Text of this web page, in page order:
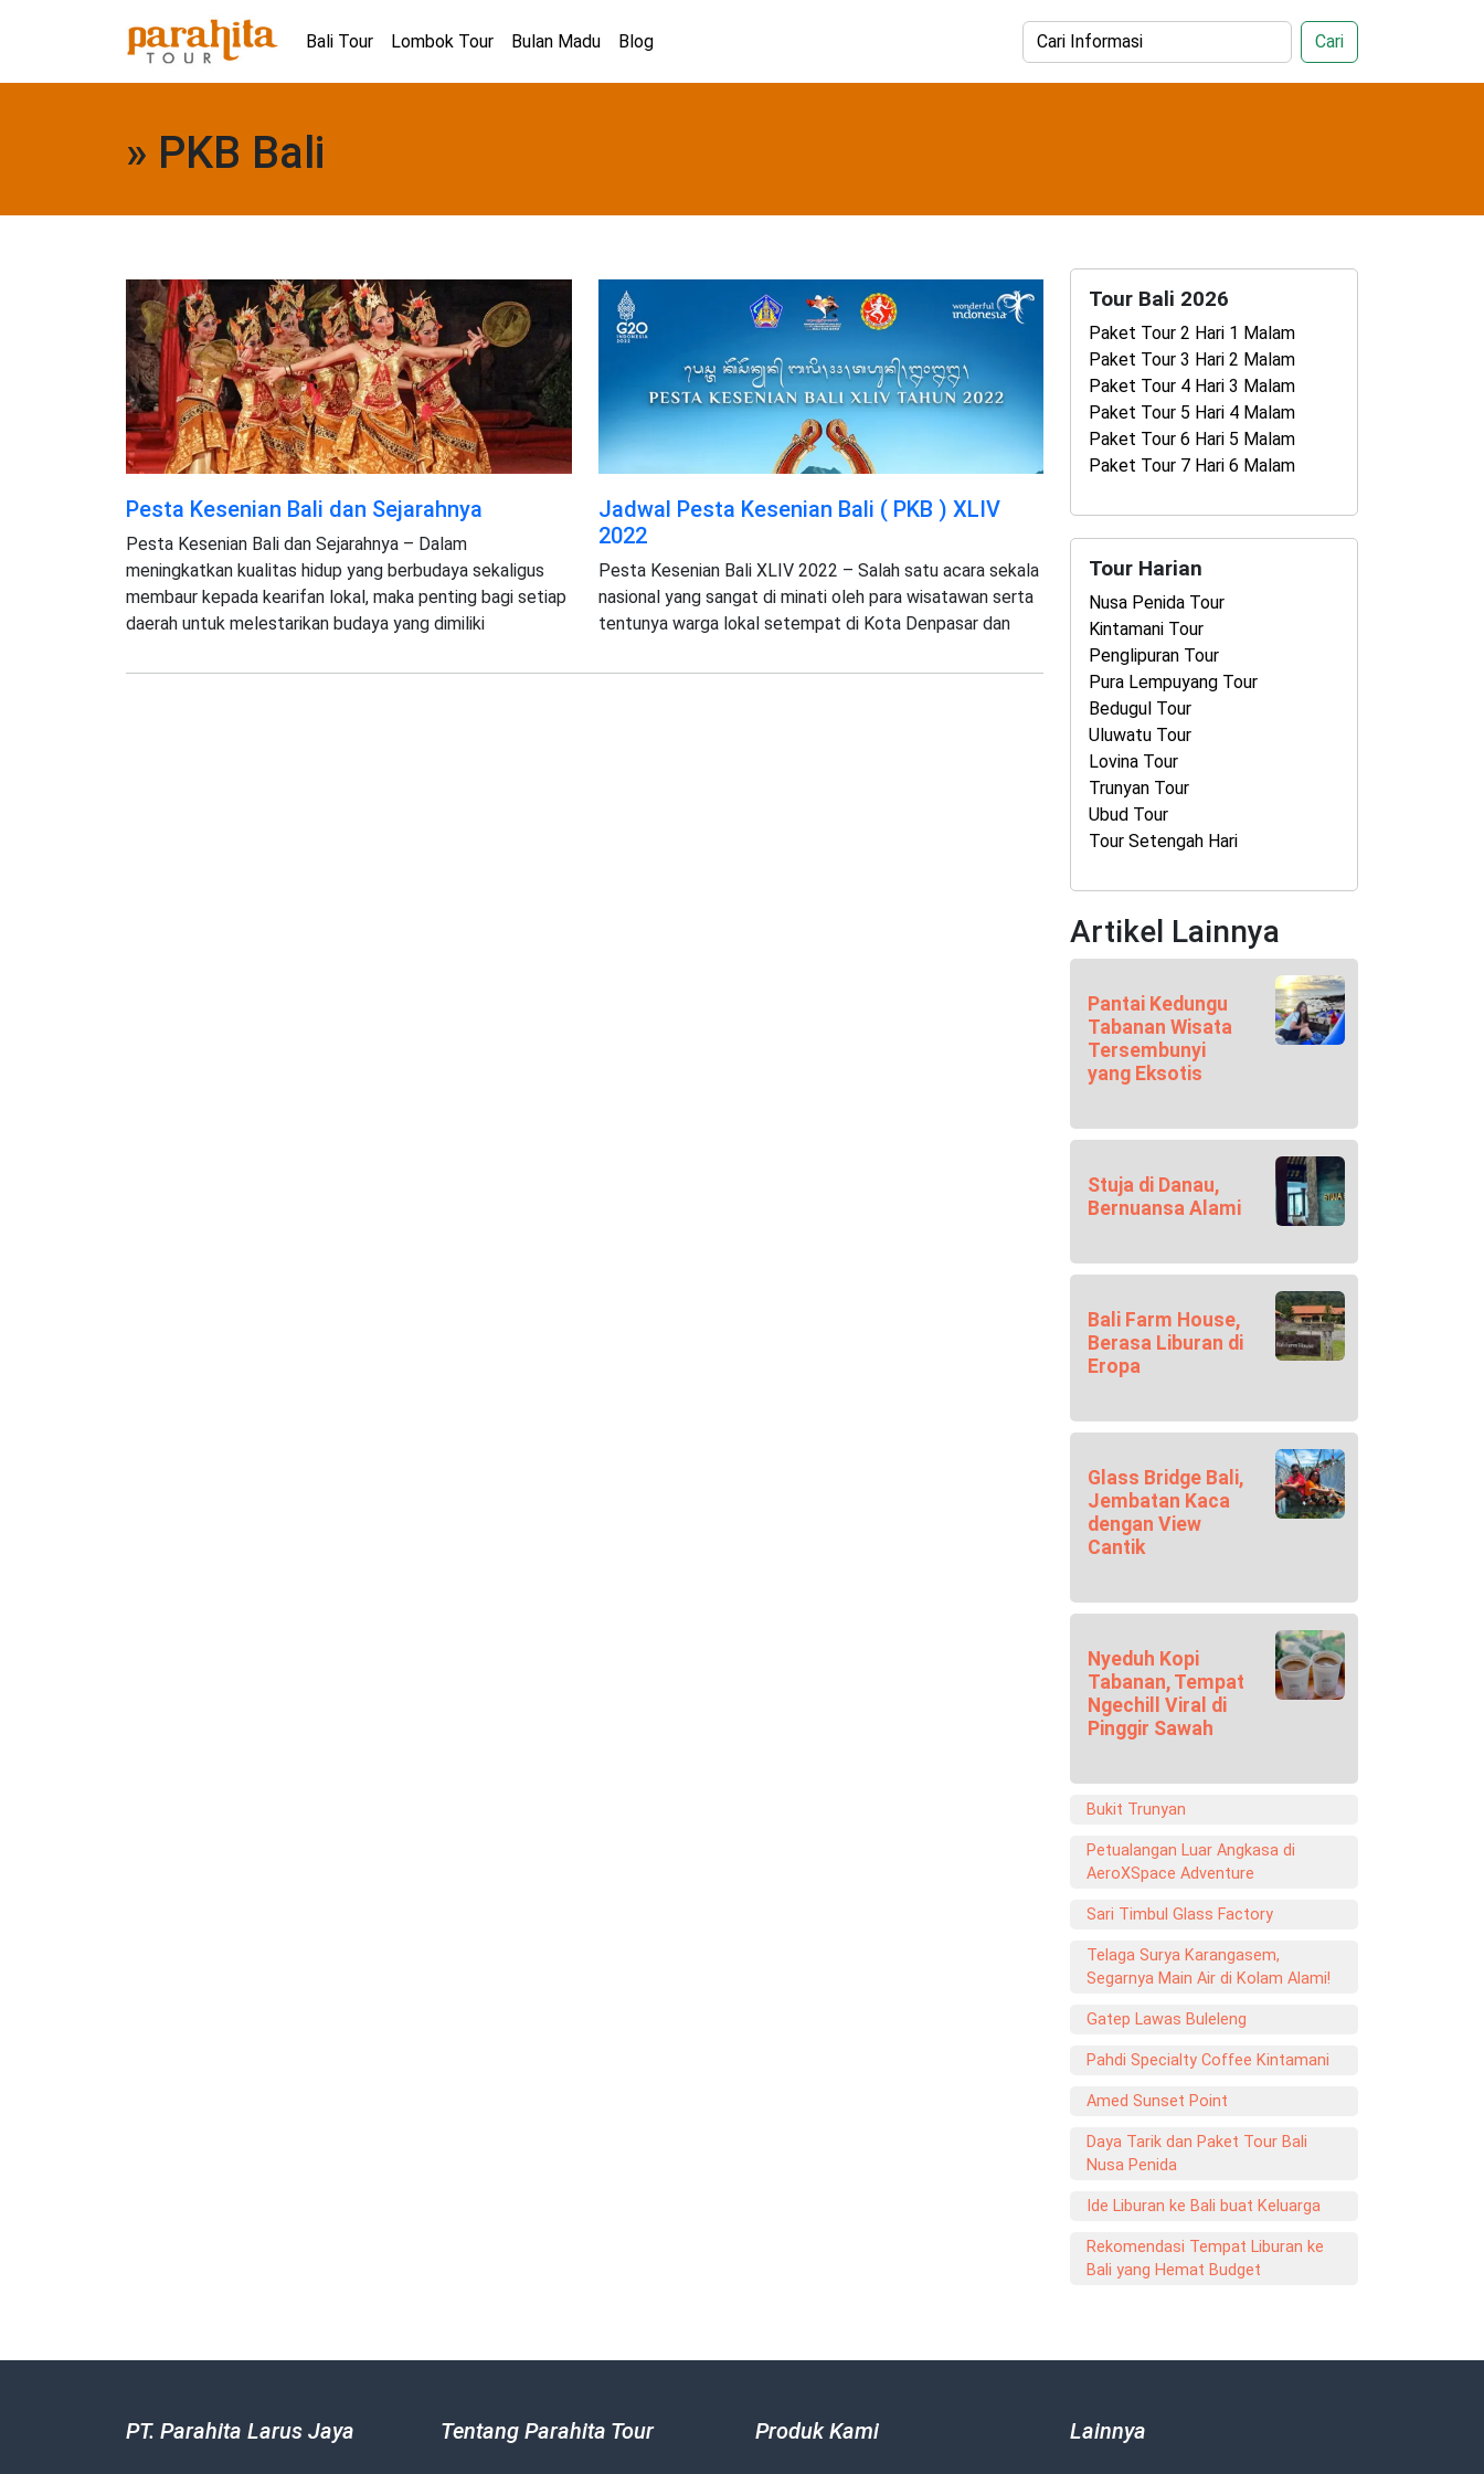
Bali Tour Lombok Tour Bulan Madu Blog Cari
» PKB Bali
Pesta Kesenian Bali dan Sejarahnya
Pesta Kesenian Bali dan Sejarahnya – Dalam
meningkatkan kualitas hidup yang berbudaya sekaligus
membaur kepada kearifan lokal, maka penting bagi setiap
daerah untuk melestarikan budaya yang dimiliki
Jadwal Pesta Kesenian Bali ( PKB ) XLIV
2022
Pesta Kesenian Bali XLIV 2022 – Salah satu acara sekala
nasional yang sangat di minati oleh para wisatawan serta
tentunya warga lokal setempat di Kota Denpasar dan
Tour Bali 2026
Paket Tour 2 Hari 1 Malam
Paket Tour 3 Hari 2 Malam
Paket Tour 4 Hari 3 Malam
Paket Tour 5 Hari 4 Malam
Paket Tour 6 Hari 5 Malam
Paket Tour 7 Hari 6 Malam
Tour Harian
Nusa Penida Tour
Kintamani Tour
Penglipuran Tour
Pura Lempuyang Tour
Bedugul Tour
Uluwatu Tour
Lovina Tour
Trunyan Tour
Ubud Tour
Tour Setengah Hari
Artikel Lainnya
Pantai Kedungu
Tabanan Wisata
Tersembunyi
yang Eksotis
Stuja di Danau,
Bernuansa Alami
Bali Farm House,
Berasa Liburan di
Eropa
Glass Bridge Bali,
Jembatan Kaca
dengan View
Cantik
Nyeduh Kopi
Tabanan, Tempat
Ngechill Viral di
Pinggir Sawah
Bukit Trunyan
Petualangan Luar Angkasa di
AeroXSpace Adventure
Sari Timbul Glass Factory
Telaga Surya Karangasem,
Segarnya Main Air di Kolam Alami!
Gatep Lawas Buleleng
Pahdi Specialty Coffee Kintamani
Amed Sunset Point
Daya Tarik dan Paket Tour Bali
Nusa Penida
Ide Liburan ke Bali buat Keluarga
Rekomendasi Tempat Liburan ke
Bali yang Hemat Budget
PT. Parahita Larus Jaya Tentang Parahita Tour Produk Kami Lainnya